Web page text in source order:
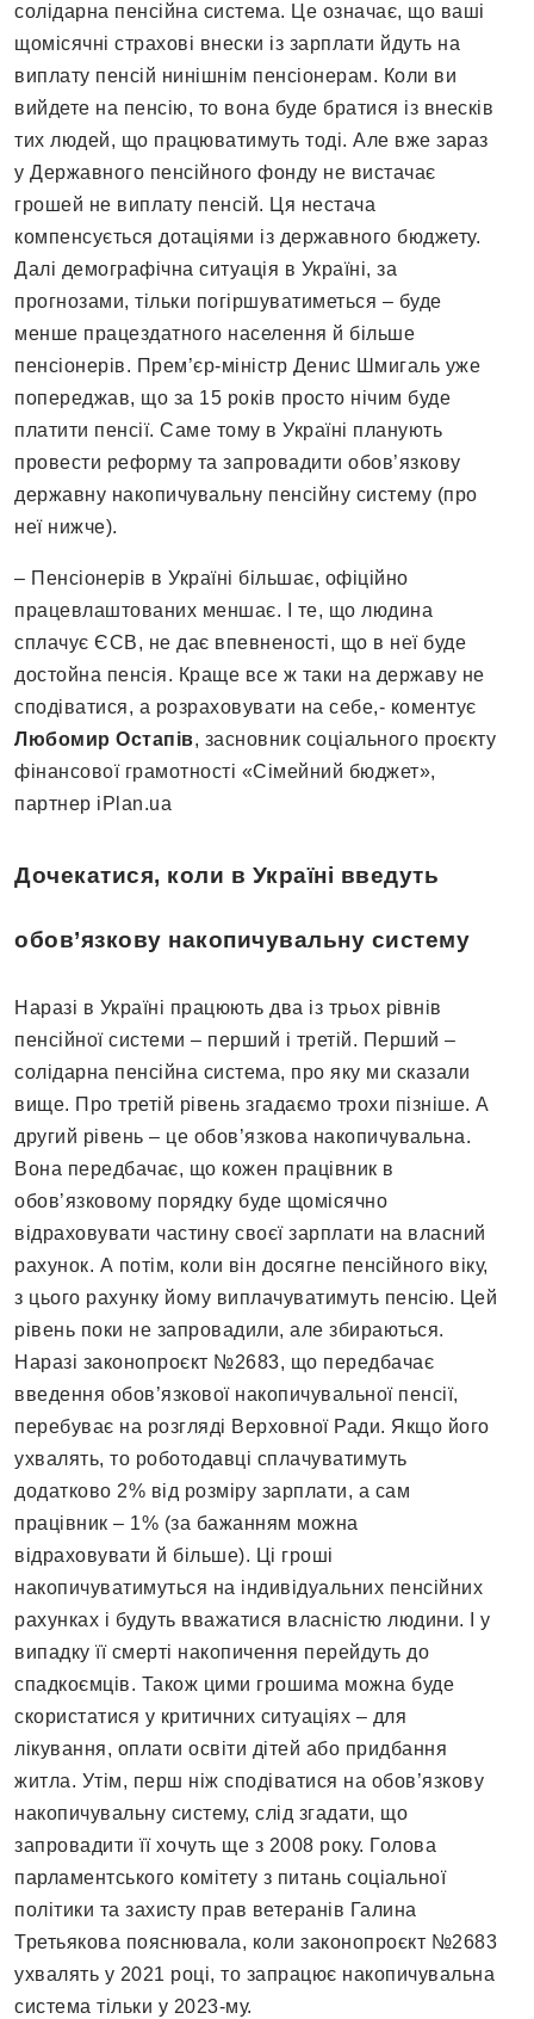
солідарна пенсійна система. Це означає, що ваші
щомісячні страхові внески із зарплати йдуть на
виплату пенсій нинішнім пенсіонерам. Коли ви
вийдете на пенсію, то вона буде братися із внесків
тих людей, що працюватимуть тоді. Але вже зараз
у Державного пенсійного фонду не вистачає
грошей не виплату пенсій. Ця нестача
компенсується дотаціями із державного бюджету.
Далі демографічна ситуація в Україні, за
прогнозами, тільки погіршуватиметься – буде
менше працездатного населення й більше
пенсіонерів. Прем’єр-міністр Денис Шмигаль уже
попереджав, що за 15 років просто нічим буде
платити пенсії. Саме тому в Україні планують
провести реформу та запровадити обов’язкову
державну накопичувальну пенсійну систему (про
неї нижче).
– Пенсіонерів в Україні більшає, офіційно
працевлаштованих меншає. І те, що людина
сплачує ЄСВ, не дає впевненості, що в неї буде
достойна пенсія. Краще все ж таки на державу не
сподіватися, а розраховувати на себе,- коментує
Любомир Остапів, засновник соціального проєкту
фінансової грамотності «Сімейний бюджет»,
партнер iPlan.ua
Дочекатися, коли в Україні введуть
обов’язкову накопичувальну систему
Наразі в Україні працюють два із трьох рівнів
пенсійної системи – перший і третій. Перший –
солідарна пенсійна система, про яку ми сказали
вище. Про третій рівень згадаємо трохи пізніше. А
другий рівень – це обов’язкова накопичувальна.
Вона передбачає, що кожен працівник в
обов’язковому порядку буде щомісячно
відраховувати частину своєї зарплати на власний
рахунок. А потім, коли він досягне пенсійного віку,
з цього рахунку йому виплачуватимуть пенсію. Цей
рівень поки не запровадили, але збираються.
Наразі законопроєкт №2683, що передбачає
введення обов’язкової накопичувальної пенсії,
перебуває на розгляді Верховної Ради. Якщо його
ухвалять, то роботодавці сплачуватимуть
додатково 2% від розміру зарплати, а сам
працівник – 1% (за бажанням можна
відраховувати й більше). Ці гроші
накопичуватимуться на індивідуальних пенсійних
рахунках і будуть вважатися власністю людини. І у
випадку її смерті накопичення перейдуть до
спадкоємців. Також цими грошима можна буде
скористатися у критичних ситуаціях – для
лікування, оплати освіти дітей або придбання
житла. Утім, перш ніж сподіватися на обов’язкову
накопичувальну систему, слід згадати, що
запровадити її хочуть ще з 2008 року. Голова
парламентського комітету з питань соціальної
політики та захисту прав ветеранів Галина
Третьякова пояснювала, коли законопроєкт №2683
ухвалять у 2021 році, то запрацює накопичувальна
система тільки у 2023-му.